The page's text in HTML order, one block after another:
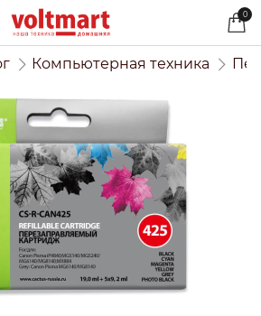
0
Компьютерная техника